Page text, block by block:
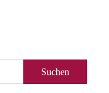
Suchen